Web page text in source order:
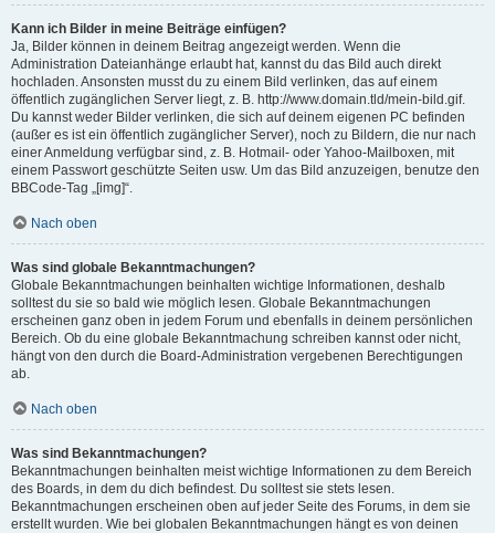
Kann ich Bilder in meine Beiträge einfügen?
Ja, Bilder können in deinem Beitrag angezeigt werden. Wenn die
Administration Dateianhänge erlaubt hat, kannst du das Bild auch direkt
hochladen. Ansonsten musst du zu einem Bild verlinken, das auf einem
öffentlich zugänglichen Server liegt, z. B. http://www.domain.tld/mein-bild.gif.
Du kannst weder Bilder verlinken, die sich auf deinem eigenen PC befinden
(außer es ist ein öffentlich zugänglicher Server), noch zu Bildern, die nur nach
einer Anmeldung verfügbar sind, z. B. Hotmail- oder Yahoo-Mailboxen, mit
einem Passwort geschützte Seiten usw. Um das Bild anzuzeigen, benutze den
BBCode-Tag „[img]“.
Nach oben
Was sind globale Bekanntmachungen?
Globale Bekanntmachungen beinhalten wichtige Informationen, deshalb
solltest du sie so bald wie möglich lesen. Globale Bekanntmachungen
erscheinen ganz oben in jedem Forum und ebenfalls in deinem persönlichen
Bereich. Ob du eine globale Bekanntmachung schreiben kannst oder nicht,
hängt von den durch die Board-Administration vergebenen Berechtigungen
ab.
Nach oben
Was sind Bekanntmachungen?
Bekanntmachungen beinhalten meist wichtige Informationen zu dem Bereich
des Boards, in dem du dich befindest. Du solltest sie stets lesen.
Bekanntmachungen erscheinen oben auf jeder Seite des Forums, in dem sie
erstellt wurden. Wie bei globalen Bekanntmachungen hängt es von deinen